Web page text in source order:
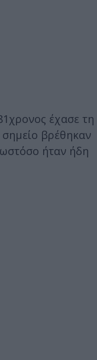
έχασε τη
βρέθηκαν
ήταν ήδη